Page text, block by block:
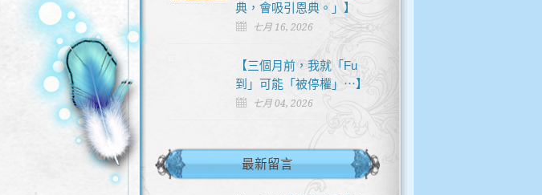
典，會吸引恩典。」】
七月 16, 2026
【三個月前，我就「Fu
到」可能「被停權」⋯】
七月 04, 2026
最新留言